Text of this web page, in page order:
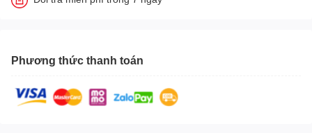
Phương thức thanh toán